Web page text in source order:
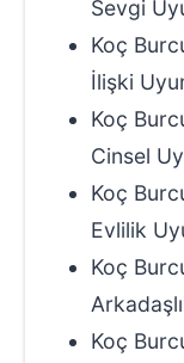
Sevgi
Koç
İlişki
Koç
Cinsel
Koç
Evlilik
Koç
Koç